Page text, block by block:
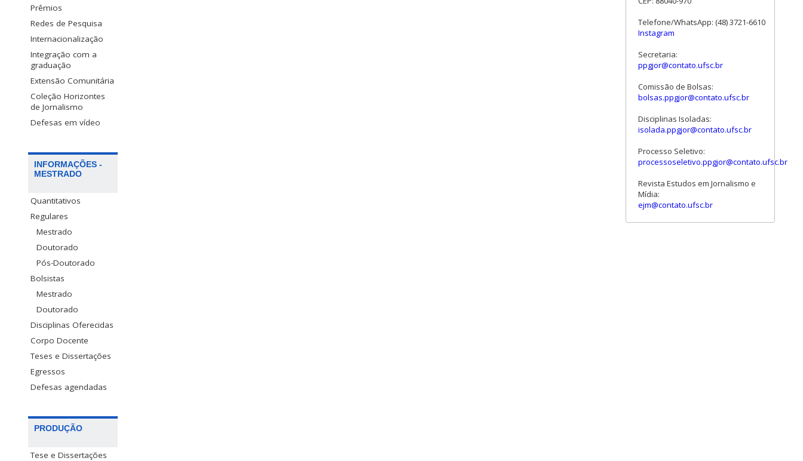
Prêmios
Redes de Pesquisa
Internacionalização
Integração com a
graduação
Extensão Comunitária
Coleção Horizontes
de Jornalismo
Defesas em vídeo
INFORMAÇÕES -
MESTRADO
Quantitativos
Regulares
Mestrado
Doutorado
Pós-Doutorado
Bolsistas
Mestrado
Doutorado
Disciplinas Oferecidas
Corpo Docente
Teses e Dissertações
Egressos
Defesas agendadas
PRODUÇÃO
Tese e Dissertações
Telefone/WhatsApp: (48) 3721-6610
Instagram
Secretaria:
ppgjor@contato.ufsc.br
Comissão de Bolsas:
bolsas.ppgjor@contato.ufsc.br
Disciplinas Isoladas:
isolada.ppgjor@contato.ufsc.br
Processo Seletivo:
processoseletivo.ppgjor@contato.ufsc.br
Revista Estudos em Jornalismo e
Mídia:
ejm@contato.ufsc.br